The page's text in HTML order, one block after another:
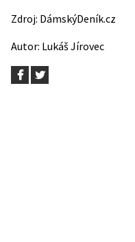
Zdroj: DámskýDeník.cz
Autor: Lukáš Jírovec